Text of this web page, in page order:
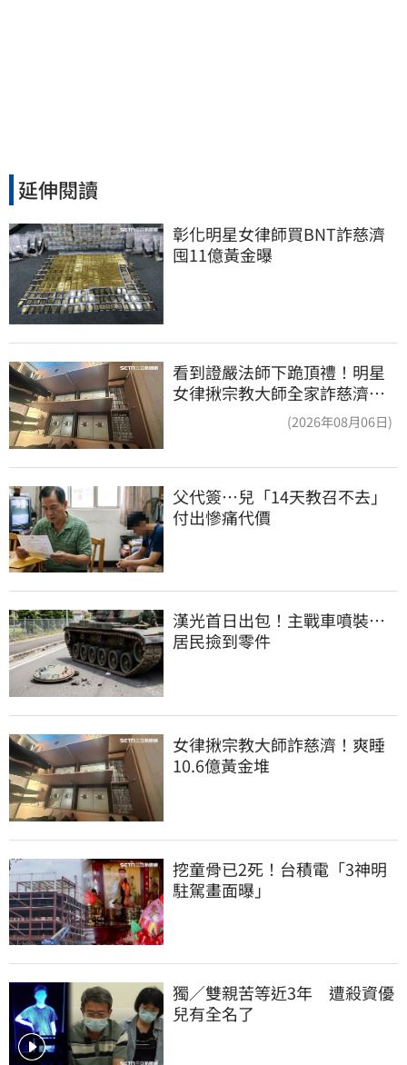
延伸閱讀
彰化明星女律師買BNT詐慈濟
囤11億黃金曝
看到證嚴法師下跪頂禮！明星
女律揪宗教大師全家詐慈濟…
(2026年08月06日)
父代簽…兒「14天教召不去」
付出慘痛代價
漢光首日出包！主戰車噴裝…
居民撿到零件
女律揪宗教大師詐慈濟！爽睡
10.6億黃金堆
挖童骨已2死！台積電「3神明
駐駕畫面曝」
獨／雙親苦等近3年　遭殺資優
兒有全名了